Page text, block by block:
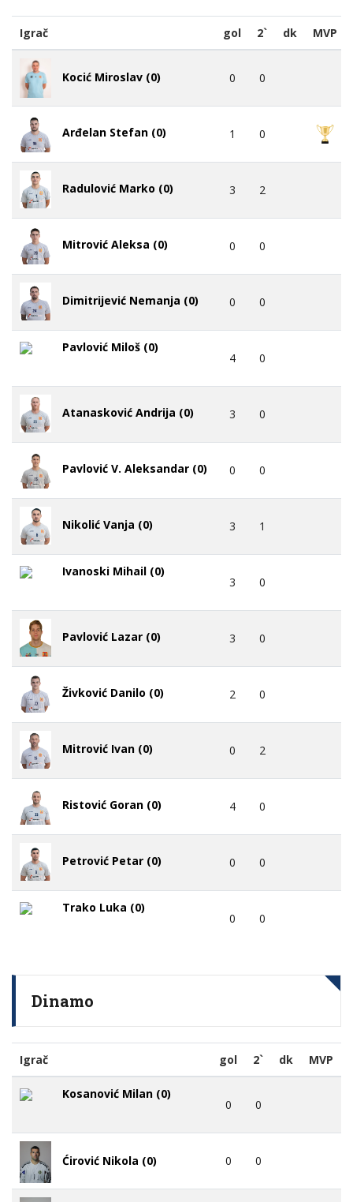
Igrač gol 2` dk MVP
Kocić Miroslav (0) 0 0
Arđelan Stefan (0) 1 0
Radulović Marko (0) 3 2
Mitrović Aleksa (0) 0 0
Dimitrijević Nemanja (0) 0 0
Pavlović Miloš (0)
4 0
Atanasković Andrija (0) 3 0
Pavlović V. Aleksandar (0) 0 0
Nikolić Vanja (0) 3 1
Ivanoski Mihail (0)
3 0
Pavlović Lazar (0) 3 0
Živković Danilo (0) 2 0
Mitrović Ivan (0) 0 2
Ristović Goran (0) 4 0
Petrović Petar (0) 0 0
Trako Luka (0)
0 0
Dinamo
Igrač gol 2` dk MVP
Kosanović Milan (0)
0 0
Ćirović Nikola (0) 0 0